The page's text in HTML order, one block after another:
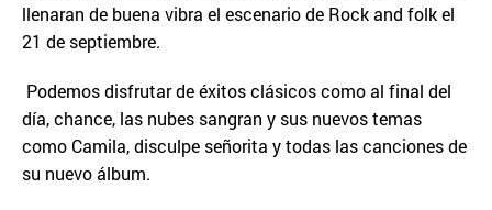
llenaran de buena vibra el escenario de Rock and folk el
21 de septiembre.
Podemos disfrutar de éxitos clásicos como al final del
día, chance, las nubes sangran y sus nuevos temas
como Camila, disculpe señorita y todas las canciones de
su nuevo álbum.